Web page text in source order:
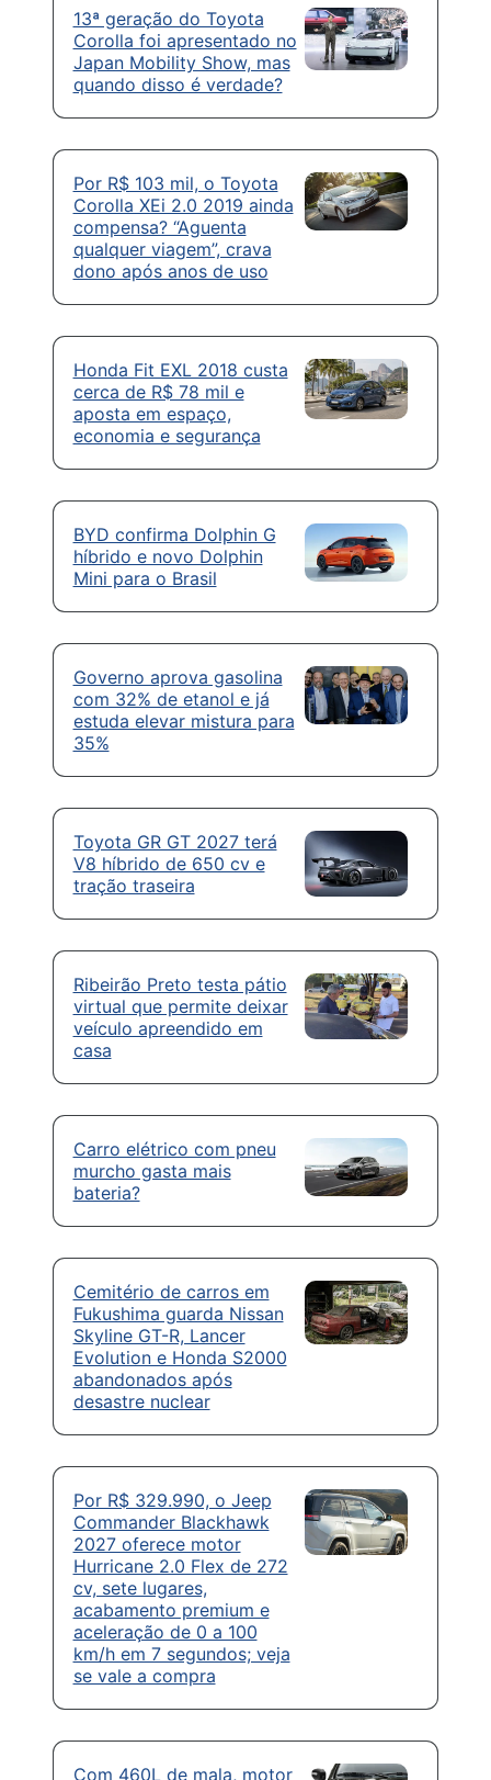
13ª geração do Toyota
Corolla foi apresentado no
Japan Mobility Show, mas
quando disso é verdade?
Por R$ 103 mil, o Toyota
Corolla XEi 2.0 2019 ainda
compensa? “Aguenta
qualquer viagem”, crava
dono após anos de uso
Honda Fit EXL 2018 custa
cerca de R$ 78 mil e
aposta em espaço,
economia e segurança
BYD confirma Dolphin G
híbrido e novo Dolphin
Mini para o Brasil
Governo aprova gasolina
com 32% de etanol e já
estuda elevar mistura para
35%
Toyota GR GT 2027 terá
V8 híbrido de 650 cv e
tração traseira
Ribeirão Preto testa pátio
virtual que permite deixar
veículo apreendido em
casa
Carro elétrico com pneu
murcho gasta mais
bateria?
Cemitério de carros em
Fukushima guarda Nissan
Skyline GT-R, Lancer
Evolution e Honda S2000
abandonados após
desastre nuclear
Por R$ 329.990, o Jeep
Commander Blackhawk
2027 oferece motor
Hurricane 2.0 Flex de 272
cv, sete lugares,
acabamento premium e
aceleração de 0 a 100
km/h em 7 segundos; veja
se vale a compra
Com 460L de mala, motor